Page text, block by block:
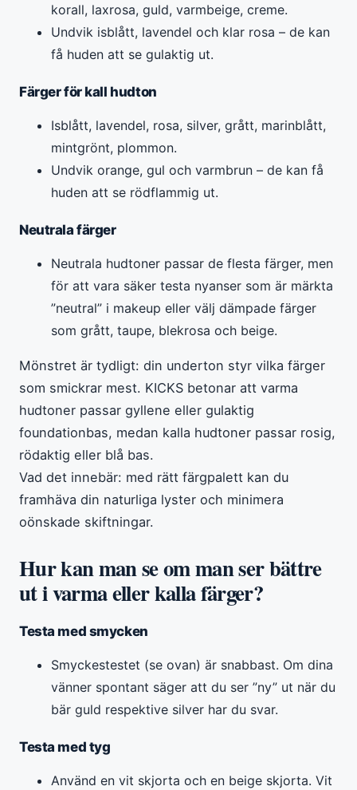
korall, laxrosa, guld, varmbeige, creme.
Undvik isblått, lavendel och klar rosa – de kan
få huden att se gulaktig ut.
Färger för kall hudton
Isblått, lavendel, rosa, silver, grått, marinblått,
mintgrönt, plommon.
Undvik orange, gul och varmbrun – de kan få
huden att se rödflammig ut.
Neutrala färger
Neutrala hudtoner passar de flesta färger, men
för att vara säker testa nyanser som är märkta
”neutral” i makeup eller välj dämpade färger
som grått, taupe, blekrosa och beige.
Mönstret är tydligt: din underton styr vilka färger
som smickrar mest. KICKS betonar att varma
hudtoner passar gyllene eller gulaktig
foundationbas, medan kalla hudtoner passar rosig,
rödaktig eller blå bas.
Vad det innebär: med rätt färgpalett kan du
framhäva din naturliga lyster och minimera
oönskade skiftningar.
Hur kan man se om man ser bättre
ut i varma eller kalla färger?
Testa med smycken
Smyckestestet (se ovan) är snabbast. Om dina
vänner spontant säger att du ser ”ny” ut när du
bär guld respektive silver har du svar.
Testa med tyg
Använd en vit skjorta och en beige skjorta. Vit